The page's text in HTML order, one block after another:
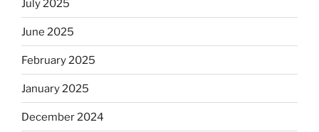
July 2025
June 2025
February 2025
January 2025
December 2024